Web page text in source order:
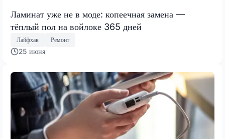
Ламинат уже не в моде: копеечная замена —
тёплый пол на войлоке 365 дней
Лайфхак Ремонт
25 июня